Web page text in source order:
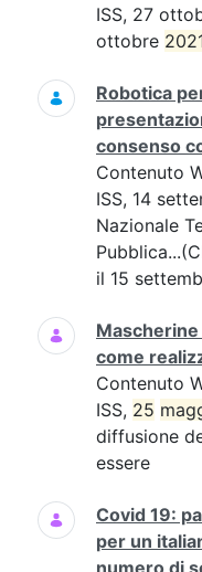
ISS, 27
ottobre
Robotica
consenso
Contenuto
ISS, 14
Nazionale
il 15
come
Contenuto
ISS, 25
diffusione
essere
Covid 19:
per un
numero di